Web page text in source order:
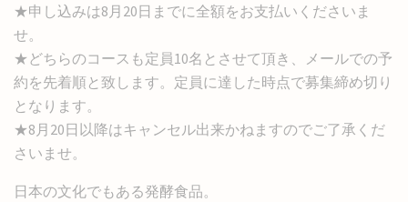
★申し込みは8月20日までに全額をお支払いくださいま
せ。
★どちらのコースも定員10名とさせて頂き、メールでの予
約を先着順と致します。定員に達した時点で募集締め切り
となります。
★8月20日以降はキャンセル出来かねますのでご了承くだ
さいませ。
日本の文化でもある発酵食品。